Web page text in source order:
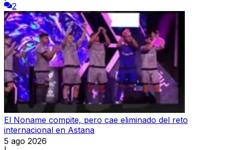
2
El Noname compite, pero cae eliminado del reto
internacional en Astana
5 ago 2026